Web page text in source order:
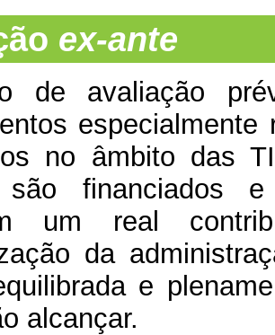
ex-ante
de avaliação
no âmbito das
são financiados
um real
da
e
alcançar.